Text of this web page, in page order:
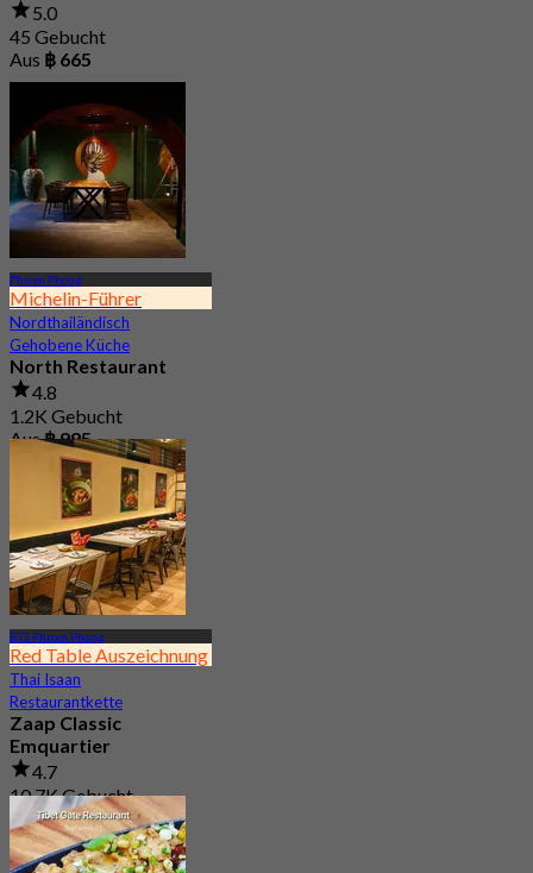
5.0
45 Gebucht
Aus ฿ 665
Phrom Phong
Michelin-Führer
Nordthailändisch
Gehobene Küche
North Restaurant
4.8
1.2K Gebucht
Aus฿ 995
BTS Phrom Phong
Red Table Auszeichnung
Thai Isaan
Restaurantkette
Zaap Classic
Emquartier
4.7
10.7K Gebucht
Aus฿ 249.75